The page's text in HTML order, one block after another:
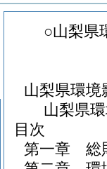
○山梨県
山梨県環
山梨県
目次
第一章
総